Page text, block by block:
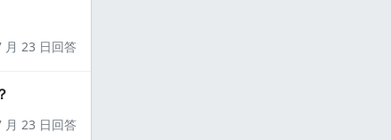
月 23 日回答
月 23 日回答